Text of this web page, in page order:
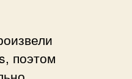
поэтом